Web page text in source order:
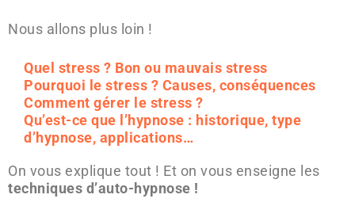
Nous allons plus loin !
Quel stress ? Bon ou mauvais stress
Pourquoi le stress ? Causes, conséquences
Comment gérer le stress ?
Qu’est-ce que l’hypnose : historique, type
d’hypnose, applications…
On vous explique tout ! Et on vous enseigne les
techniques d’auto-hypnose !